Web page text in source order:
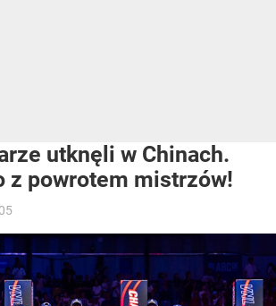
utknęli w Chinach.
z powrotem mistrzów!